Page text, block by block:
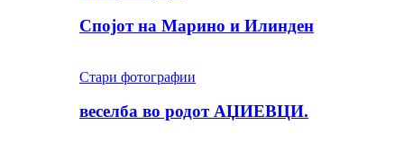
Спојот на Марино и Илинден
Стари фотографии
веселба во родот АЏИЕВЦИ.